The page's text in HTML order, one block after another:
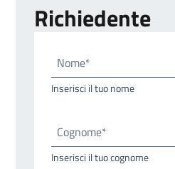
Richiedente
Nome*
Inserisci il tuo nome
Cognome*
Inserisci il tuo cognome